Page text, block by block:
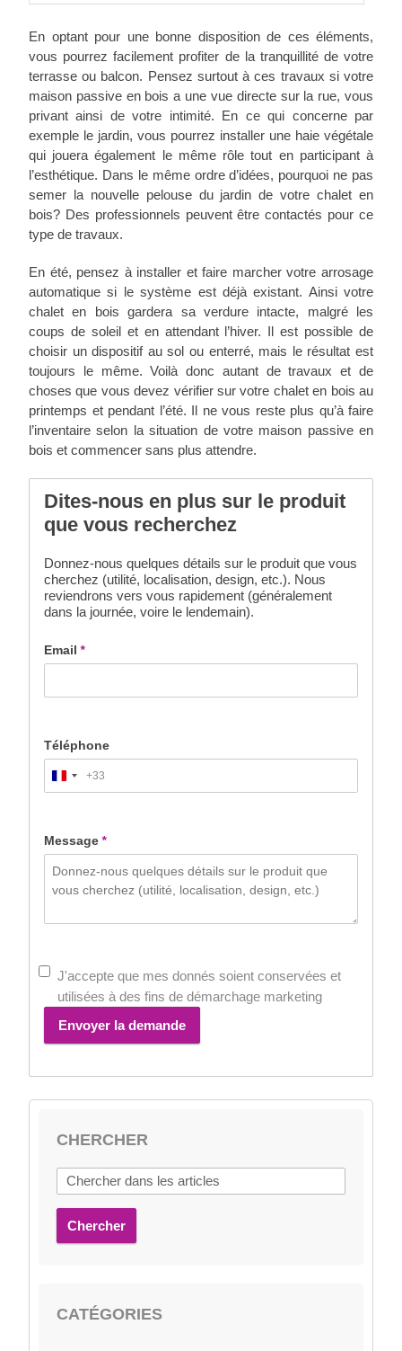
En optant pour une bonne disposition de ces éléments,
vous pourrez facilement profiter de la tranquillité de votre
terrasse ou balcon. Pensez surtout à ces travaux si votre
maison passive en bois a une vue directe sur la rue, vous
privant ainsi de votre intimité. En ce qui concerne par
exemple le jardin, vous pourrez installer une haie végétale
qui jouera également le même rôle tout en participant à
l’esthétique. Dans le même ordre d’idées, pourquoi ne pas
semer la nouvelle pelouse du jardin de votre chalet en
bois? Des professionnels peuvent être contactés pour ce
type de travaux.
En été, pensez à installer et faire marcher votre arrosage
automatique si le système est déjà existant. Ainsi votre
chalet en bois gardera sa verdure intacte, malgré les
coups de soleil et en attendant l’hiver. Il est possible de
choisir un dispositif au sol ou enterré, mais le résultat est
toujours le même. Voilà donc autant de travaux et de
choses que vous devez vérifier sur votre chalet en bois au
printemps et pendant l’été. Il ne vous reste plus qu’à faire
l’inventaire selon la situation de votre maison passive en
bois et commencer sans plus attendre.
Dites-nous en plus sur le produit
que vous recherchez
Donnez-nous quelques détails sur le produit que vous
cherchez (utilité, localisation, design, etc.). Nous
reviendrons vers vous rapidement (généralement
dans la journée, voire le lendemain).
Email *
Téléphone
France
+33
+33
Message*
J'accepte que mes donnés soient conservées et
utilisées à des fins de démarchage marketing
Envoyer la demande
CHERCHER
Chercher
CATÉGORIES